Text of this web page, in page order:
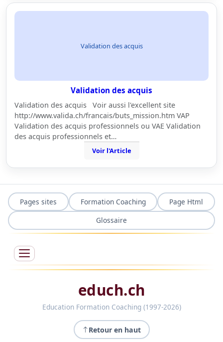
Validation des acquis
Validation des acquis
Validation des acquis Voir aussi l'excellent site
http://www.valida.ch/francais/buts_mission.htm VAP
Validation des acquis professionnels ou VAE Validation
des acquis professionnels et…
Voir l'Article
Pages sites Formation Coaching
Page Html
Glossaire
educh.ch
Education Formation Coaching (1997-2026)
Retour en haut